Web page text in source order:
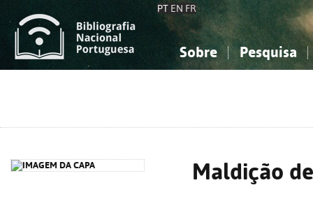
PT EN FR
Sobre Pesquisa
Maldição